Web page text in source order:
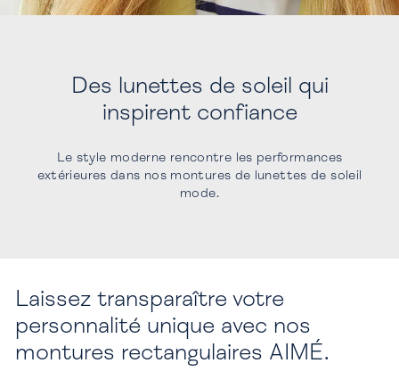
Des lunettes de soleil qui
inspirent confiance
Le style moderne rencontre les performances
extérieures dans nos montures de lunettes de soleil
mode.
Laissez transparaître votre
personnalité unique avec nos
montures rectangulaires AIMÉ.